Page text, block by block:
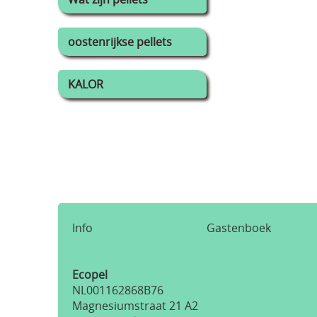
oostenrijkse pellets
KALOR
Info Gastenboek
Ecopel
NL001162868B76
Magnesiumstraat 21 A2